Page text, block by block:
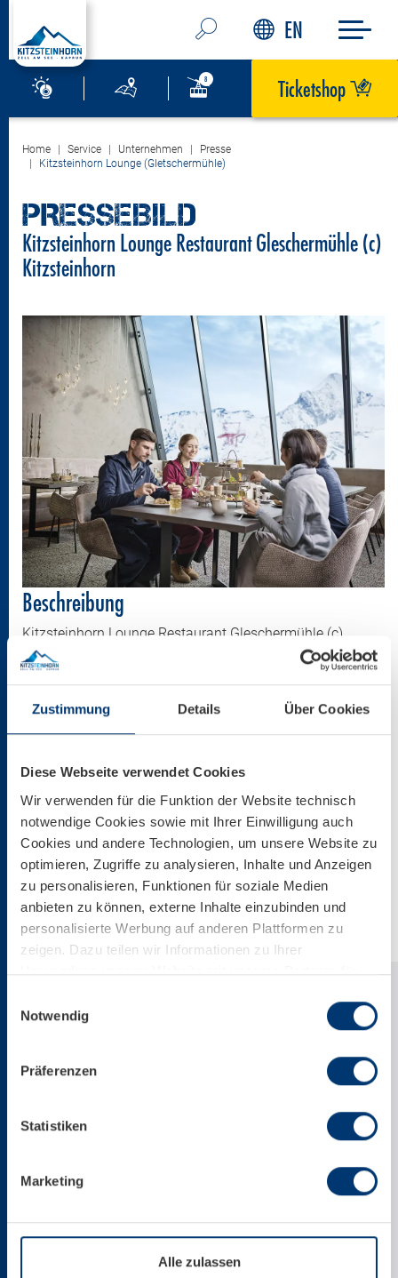
Zustimmung Details Über Cookies
Diese Webseite verwendet Cookies
Wir verwenden für die Funktion der Website technisch
notwendige Cookies sowie mit Ihrer Einwilligung auch
Cookies und andere Technologien, um unsere Website zu
optimieren, Zugriffe zu analysieren, Inhalte und Anzeigen
zu personalisieren, Funktionen für soziale Medien
anbieten zu können, externe Inhalte einzubinden und
personalisierte Werbung auf anderen Plattformen zu
zeigen. Dazu teilen wir Informationen zu Ihrer
zu technisch nicht notwendigen Cookies können Sie
Weiterführende Details zu den auf unserer Website
eingesetzten Diensten finden Sie in unserer
Mehr über uns im Impressum.
Notwendig
Präferenzen
Statistiken
Marketing
Alle zulassen
Ticketshop
EN
Home Service Unternehmen
Presse
Kitzsteinhorn Lounge (Gletschermühle)
PRESSEBILD
Kitzsteinhorn Lounge Restaurant Gleschermühle (c)
Kitzsteinhorn
Beschreibung
Kitzsteinhorn Lounge Restaurant Gleschermühle (c)
Kitzsteinhorn
Größe
1,28 MB
Download
Download Web-Version
office@kitzsteinhorn.at